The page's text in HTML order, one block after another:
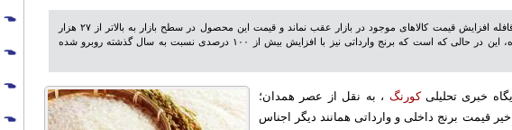
برنج هم از قافله افزایش قیمت کالاهای موجود در بازار عقب نماند و قیمت این محصول در سطح بازار به بالاتر از ۲۷ هزار
تومان رسیده، این در حالی که است که برنج وارداتی نیز با افزایش بیش از ۱۰۰ درصدی نسبت به سال گذشته روبرو شده
خبری تحلیلیکورنگ ، به نقل از عصر همدان؛
قیمت برنج داخلی و وارداتی همانند دیگر اجناس